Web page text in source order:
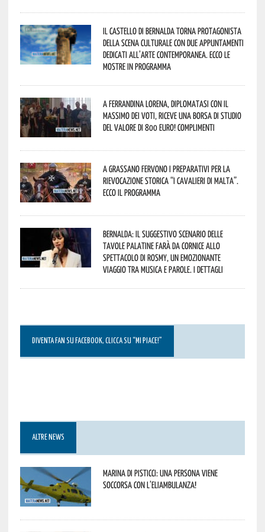
Il Castello di Bernalda torna protagonista
della scena culturale con due appuntamenti
dedicati all’arte contemporanea. Ecco le
mostre in programma
A Ferrandina Lorena, diplomatasi con il
massimo dei voti, riceve una borsa di studio
del valore di 800 euro! Complimenti
A Grassano fervono i preparativi per la
Rievocazione Storica “I CAVALIERI DI MALTA”.
Ecco il programma
Bernalda: il suggestivo scenario delle
Tavole Palatine farà da cornice allo
spettacolo di Rosmy, un emozionante
viaggio tra musica e parole. I dettagli
DIVENTA FAN SU FACEBOOK, CLICCA SU “MI PIACE!”
ALTRE NEWS
Marina di Pisticci: una persona viene
soccorsa con l’eliambulanza!